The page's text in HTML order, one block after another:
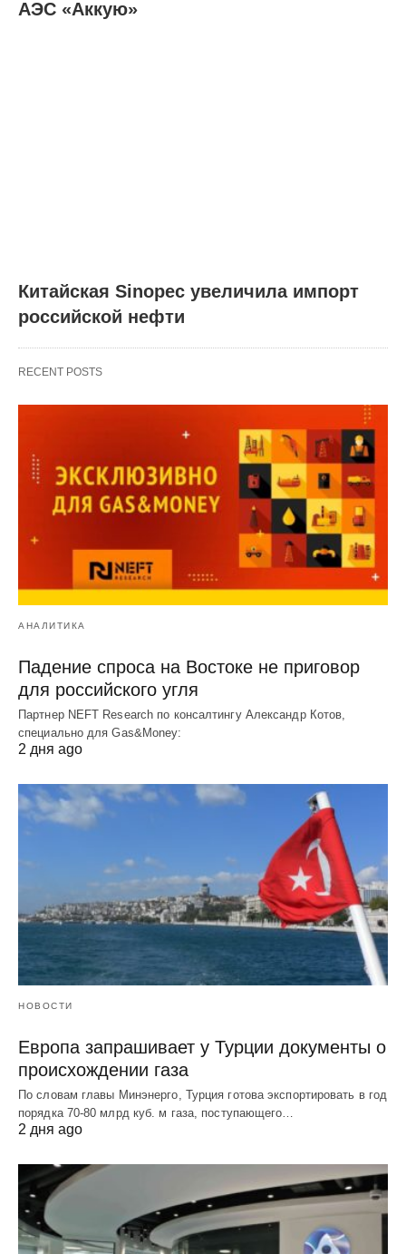
АЭС «Аккую»
Китайская Sinopec увеличила импорт
российской нефти
RECENT POSTS
АНАЛИТИКА
Падение спроса на Востоке не приговор
для российского угля
Партнер NEFT Research по консалтингу Александр Котов,
специально для Gas&Money:
2 дня ago
НОВОСТИ
Европа запрашивает у Турции документы о
происхождении газа
По словам главы Минэнерго, Турция готова экспортировать в год
порядка 70-80 млрд куб. м газа, поступающего…
2 дня ago